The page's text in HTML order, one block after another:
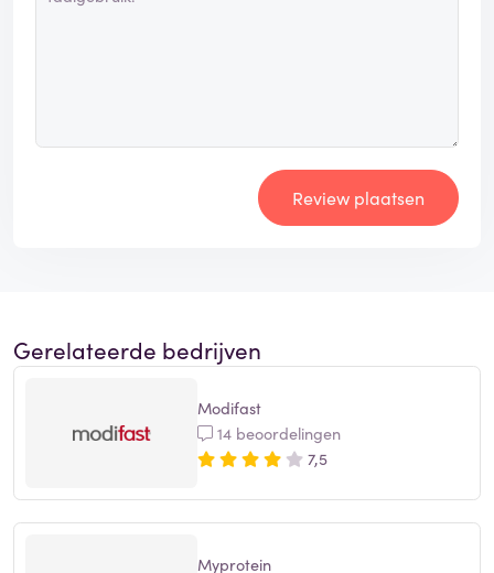
Review plaatsen
Gerelateerde bedrijven
Modifast
14 beoordelingen
7,5
Myprotein